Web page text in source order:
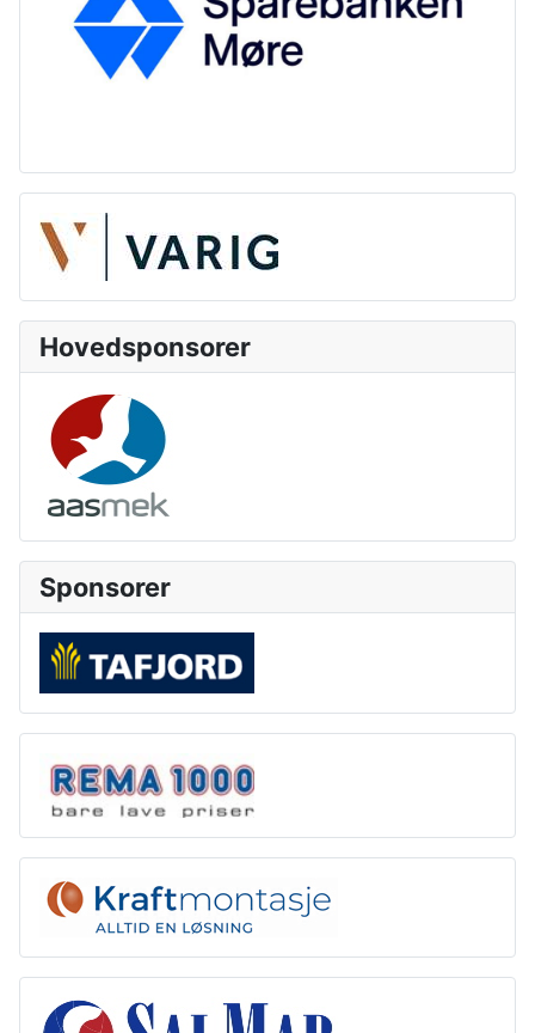
Hovedsponsorer
Sponsorer